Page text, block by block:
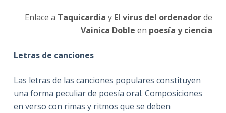
d
Enlace a Taquicardia y El virus del ordenadorde
Vainica Doble en poesía y ciencia
Letras de canciones
Las letras de las canciones populares constituyen
una forma peculiar de poesía oral. Composiciones
en verso con rimas y ritmos que se deben